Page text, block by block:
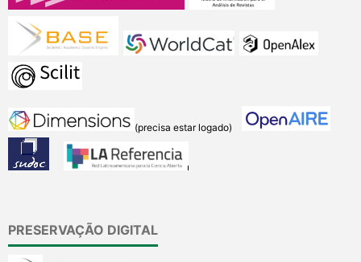
(precisa estar logado)
PRESERVAÇÃO DIGITAL